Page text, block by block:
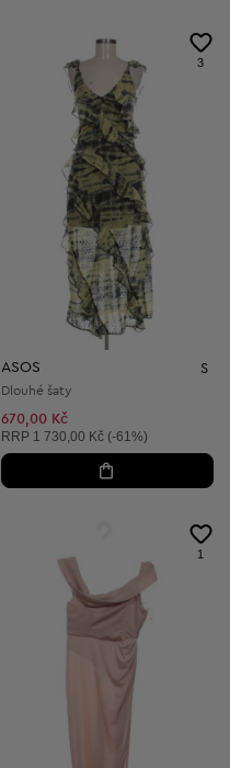
3
ASOS S
Dlouhé šaty
670,00 Kč
Doporučená cena:
RRP 1 730,00 Kč (-61%)
1